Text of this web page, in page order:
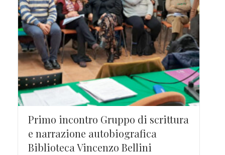
Primo incontro Gruppo di scrittura
e narrazione autobiografica
Biblioteca Vincenzo Bellini